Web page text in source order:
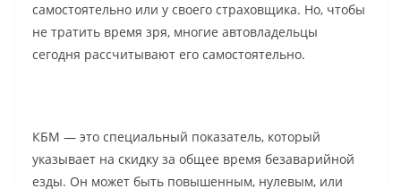
самостоятельно или у своего страховщика. Но, чтобы
не тратить время зря, многие автовладельцы
сегодня рассчитывают его самостоятельно.
КБМ — это специальный показатель, который
указывает на скидку за общее время безаварийной
езды. Он может быть повышенным, нулевым, или